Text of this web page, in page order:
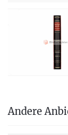
Andere